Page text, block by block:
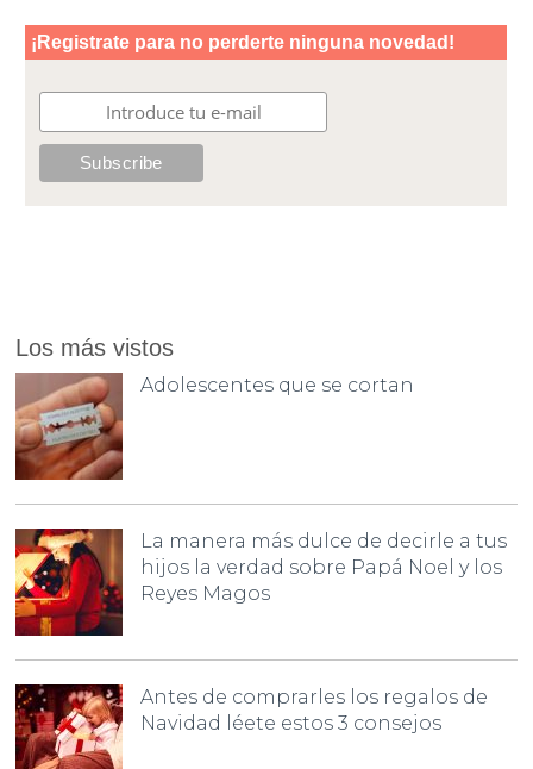
Los más vistos
Adolescentes que se cortan
La manera más dulce de decirle a tus
hijos la verdad sobre Papá Noel y los
Reyes Magos
Antes de comprarles los regalos de
Navidad léete estos 3 consejos